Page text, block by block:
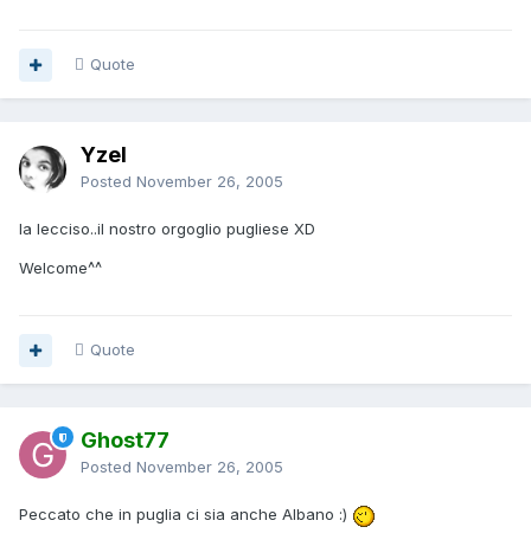
Quote
Yzel
Posted November 26, 2005
la lecciso..il nostro orgoglio pugliese XD
Welcome^^
Quote
Ghost77
Posted November 26, 2005
Peccato che in puglia ci sia anche Albano :)